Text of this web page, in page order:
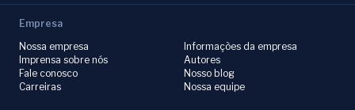
Empresa
Nossa empresa
Imprensa sobre nós
Fale conosco
Carreiras
Informações da empresa
Autores
Nosso blog
Nossa equipe